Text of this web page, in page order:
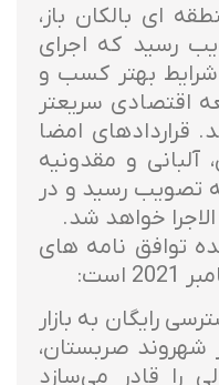
ای بالکان باز،
رسید که اجرای
شرایط بهتر کسب و
اقتصادی سریعتر
قراردادهای امضا
آلبانی و مقدونیه
در 29 دسامبر 2021 به تصویب رسید و در
توافق نامه های
رایگان به بازار
شهروند صربستان،
را قادر می‌سازد